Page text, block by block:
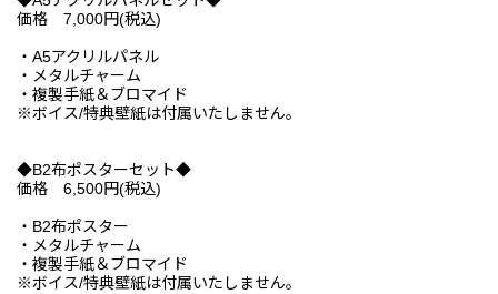
価格 7,000円(税込)
・A5アクリルパネル
・メタルチャーム
・複製手紙＆ブロマイド
※ボイス/特典壁紙は付属いたしません。
◆B2布ポスターセット◆
価格 6,500円(税込)
・B2布ポスター
・メタルチャーム
・複製手紙＆ブロマイド
※ボイス/特典壁紙は付属いたしません。